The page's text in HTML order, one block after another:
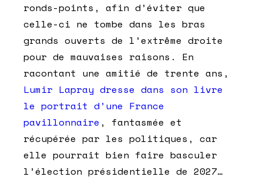
ronds-points, afin d’éviter que
celle-ci ne tombe dans les bras
grands ouverts de l’extrême droite
pour de mauvaises raisons. En
racontant une amitié de trente ans,
Lumir Lapray dresse dans son livre
le portrait d’une France
pavillonnaire , fantasmée et
récupérée par les politiques, car
elle pourrait bien faire basculer
l’élection présidentielle de 2027…